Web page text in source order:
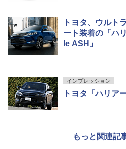
トヨタ、ウルト
ート装着の「ハ
le ASH」
インプレッション
トヨタ「ハリアー
もっと関連記